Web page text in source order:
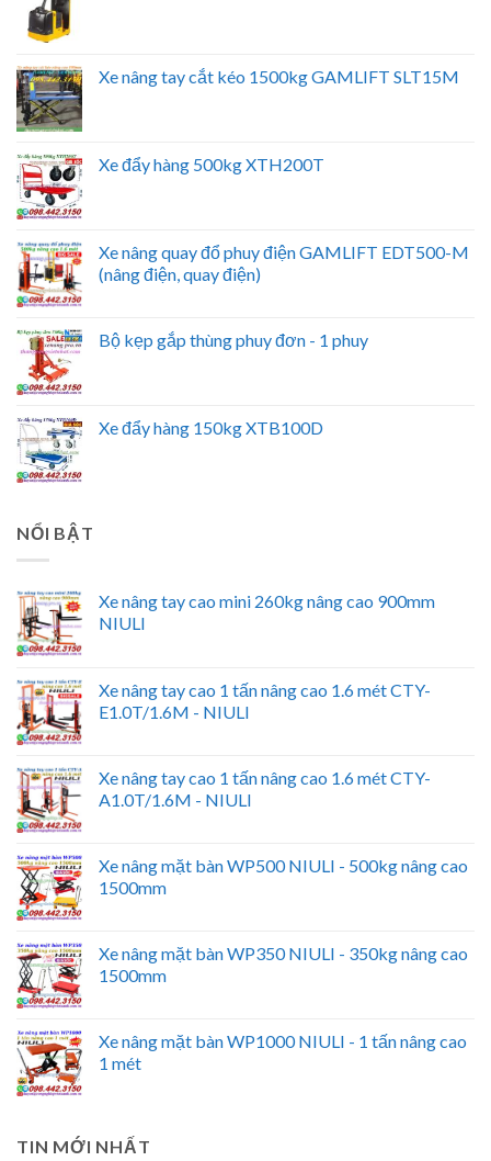
Xe nâng tay cắt kéo 1500kg GAMLIFT SLT15M
Xe đẩy hàng 500kg XTH200T
Xe nâng quay đổ phuy điện GAMLIFT EDT500-M
(nâng điện, quay điện)
Bộ kẹp gắp thùng phuy đơn - 1 phuy
Xe đẩy hàng 150kg XTB100D
NỔI BẬT
Xe nâng tay cao mini 260kg nâng cao 900mm
NIULI
Xe nâng tay cao 1 tấn nâng cao 1.6 mét CTY-
E1.0T/1.6M - NIULI
Xe nâng tay cao 1 tấn nâng cao 1.6 mét CTY-
A1.0T/1.6M - NIULI
Xe nâng mặt bàn WP500 NIULI - 500kg nâng cao
1500mm
Xe nâng mặt bàn WP350 NIULI - 350kg nâng cao
1500mm
Xe nâng mặt bàn WP1000 NIULI - 1 tấn nâng cao
1 mét
TIN MỚI NHẤT